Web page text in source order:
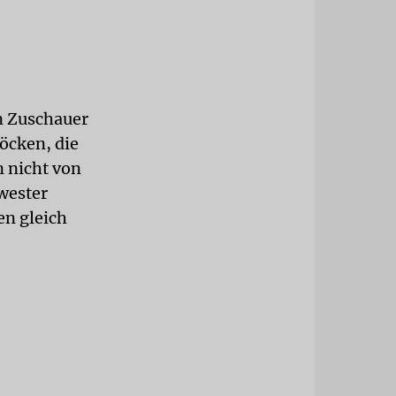
Zuschauer
die
nicht von
gleich